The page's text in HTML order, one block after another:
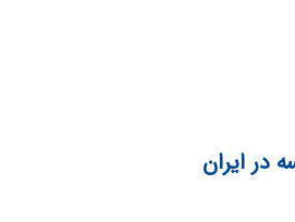
در ایران